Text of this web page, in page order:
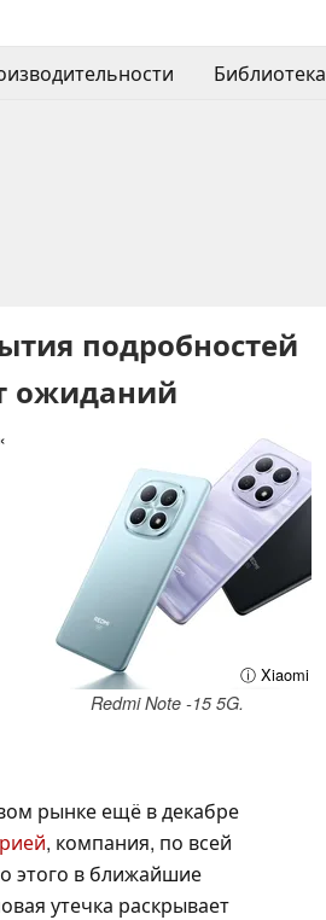
Библиотека
подробностей
ожиданий
ⓘ Xiaomi
Redmi Note -15 5G.
рынке ещё в декабре
, компания, по всей
этого в ближайшие
утечка раскрывает